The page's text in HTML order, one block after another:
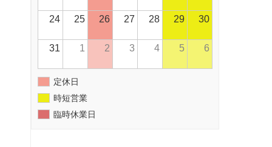
24 25 26 27 28 29 30
31 1 2 3 4 5 6
定休日
時短営業
臨時休業日